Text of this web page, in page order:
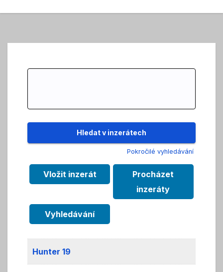
Pokročilé vyhledávání
Vložit inzerát
Procházet
inzeráty
Vyhledávání
Hunter 19